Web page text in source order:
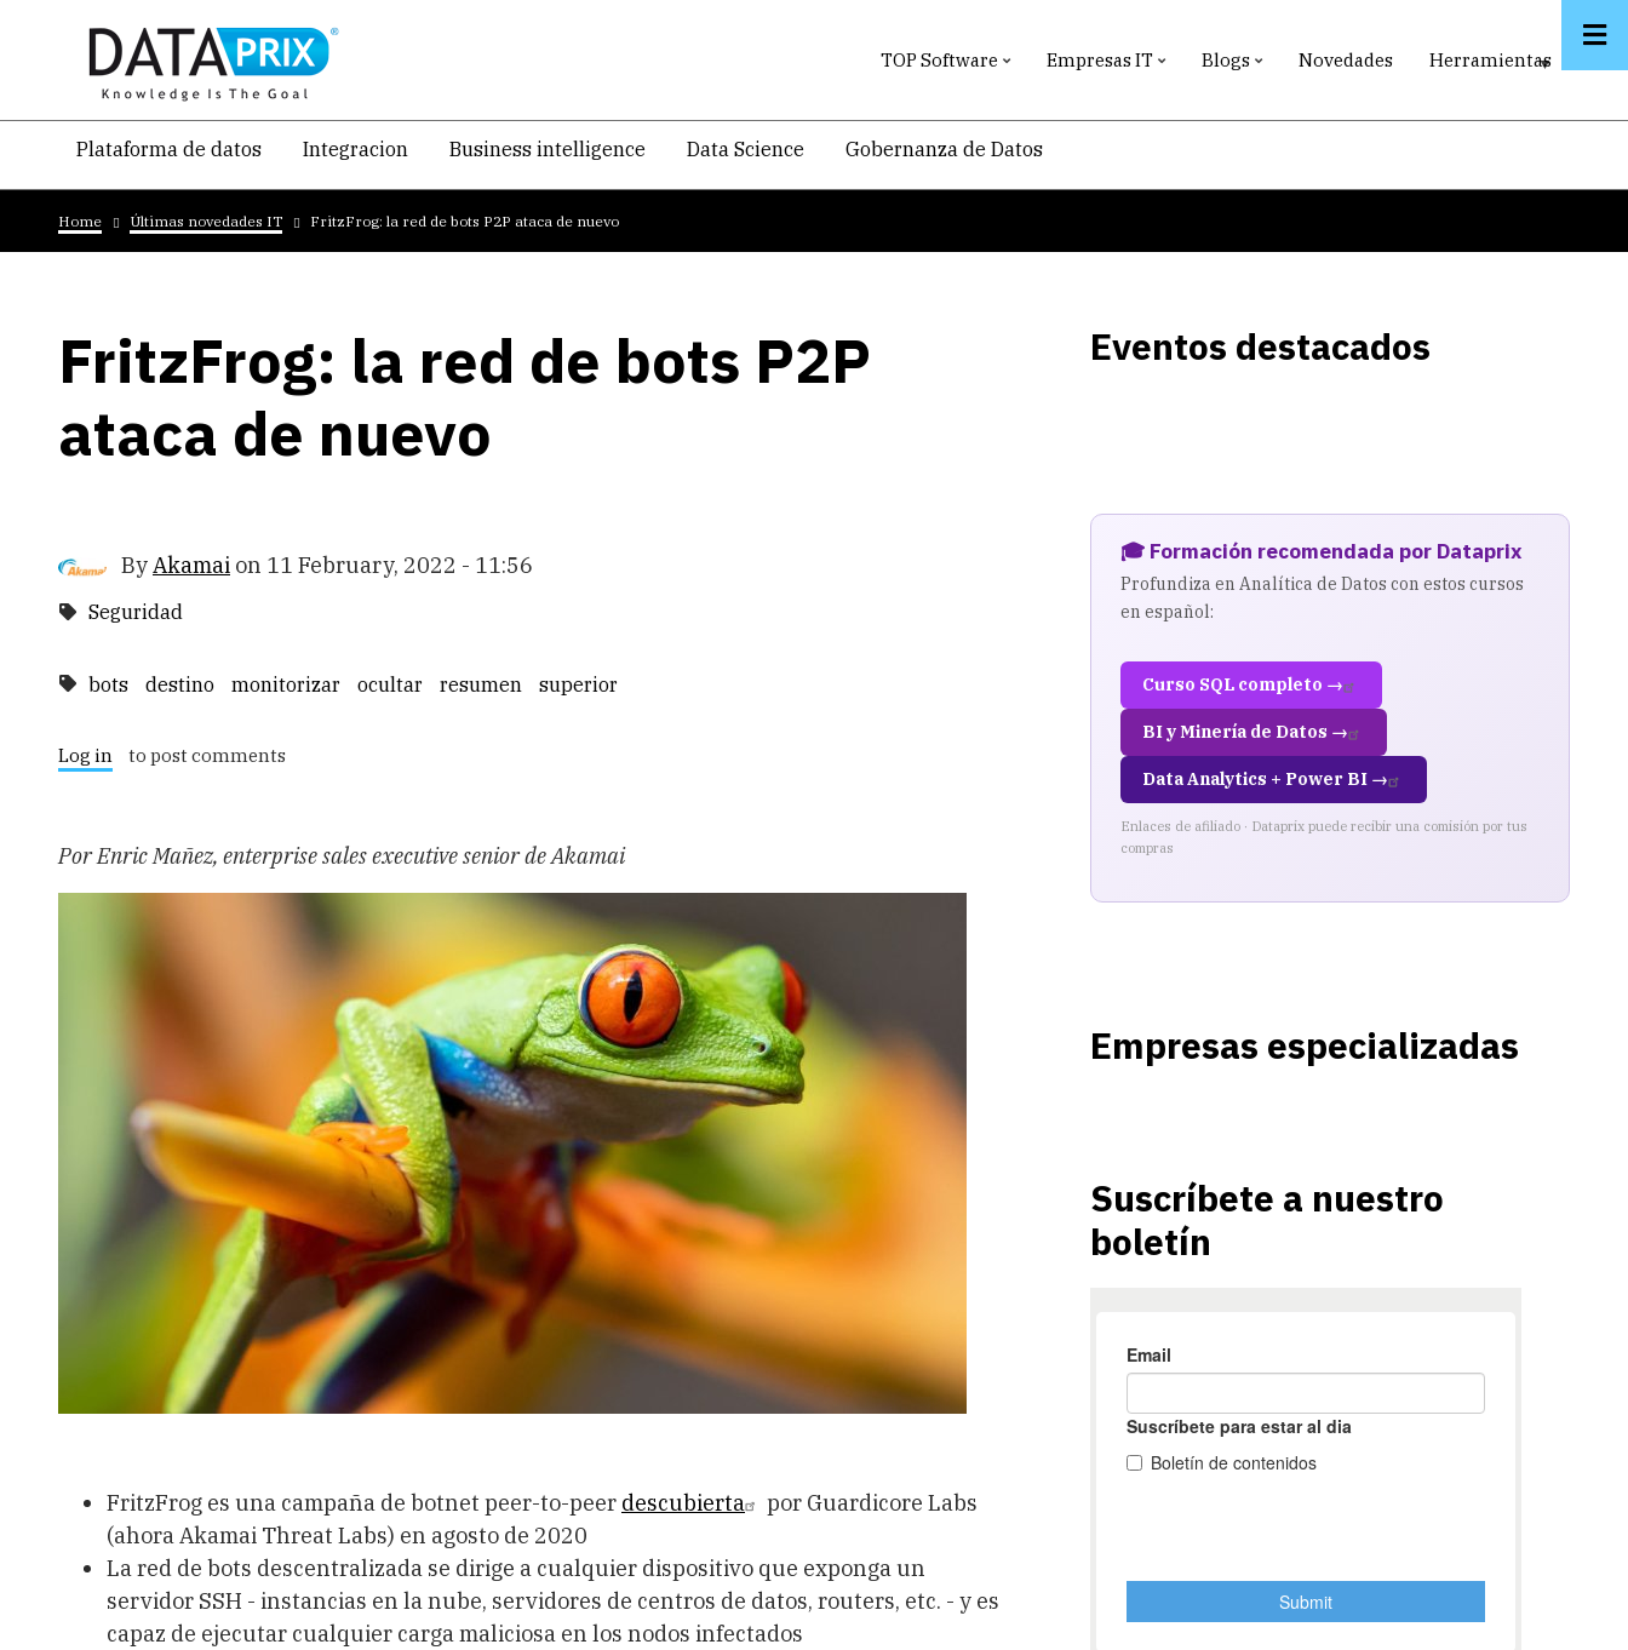
content
TOP Software Empresas IT Blogs Novedades Herramientas
Navegacion
temática
principal
Plataforma de datos Integracion Business intelligence Data Science Gobernanza de Datos
Breadcrumb
Home Últimas novedades IT FritzFrog: la red de bots P2P ataca de nuevo
FritzFrog: la red de bots P2P
ataca de nuevo
ByAkamai on 11 February, 2022 - 11:56
Seguridad
bots destino monitorizar ocultar resumen superior
Log in to post comments
Por Enric Mañez, enterprise sales executive senior de Akamai
FritzFrog es una campaña de botnet peer-to-peer descubierta
por Guardicore Labs
(ahora Akamai Threat Labs) en agosto de 2020
La red de bots descentralizada se dirige a cualquier dispositivo que exponga un
servidor SSH - instancias en la nube, servidores de centros de datos, routers, etc. - y es
capaz de ejecutar cualquier carga maliciosa en los nodos infectados
Eventos destacados
🎓 Formación recomendada por Dataprix
Profundiza en Analítica de Datos con estos cursos
en español:
Curso SQL completo →
BI y Minería de Datos →
Data Analytics + Power BI →
Enlaces de afiliado · Dataprix puede recibir una comisión por tus
compras
Empresas especializadas
Suscríbete a nuestro
boletín